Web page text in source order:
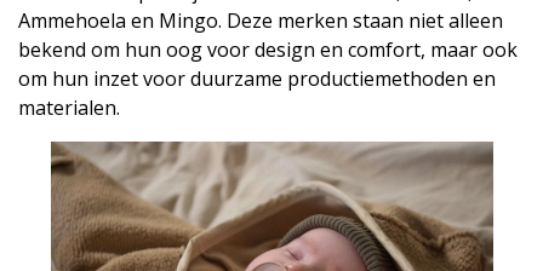
Ammehoela en Mingo. Deze merken staan niet alleen
bekend om hun oog voor design en comfort, maar ook
om hun inzet voor duurzame productiemethoden en
materialen.